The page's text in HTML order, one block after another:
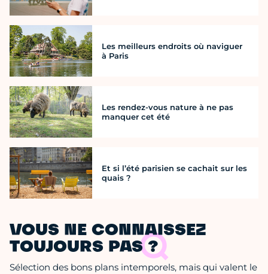
Les meilleurs endroits où naviguer
à Paris
Les rendez-vous nature à ne pas
manquer cet été
Et si l’été parisien se cachait sur les
quais ?
VOUS NE CONNAISSEZ
TOUJOURS PAS ?
Sélection des bons plans intemporels, mais qui valent le